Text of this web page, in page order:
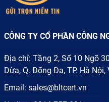
CÔNG TY CỔ PHẦN CÔNG
Địa chỉ: Tầng 2, Số 10 Ngõ
Dừa, Q. Đống Đa, TP. Hà Nội,
Email: sales@bltcert.vn